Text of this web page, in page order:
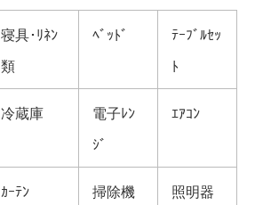
寝具･ﾘﾈﾝ
類
ﾍﾞｯﾄﾞ ﾃｰﾌﾞﾙｾｯ
ﾄ
冷蔵庫 電子ﾚﾝ
ｼﾞ
ｴｱｺﾝ
ｶｰﾃﾝ 掃除機 照明器